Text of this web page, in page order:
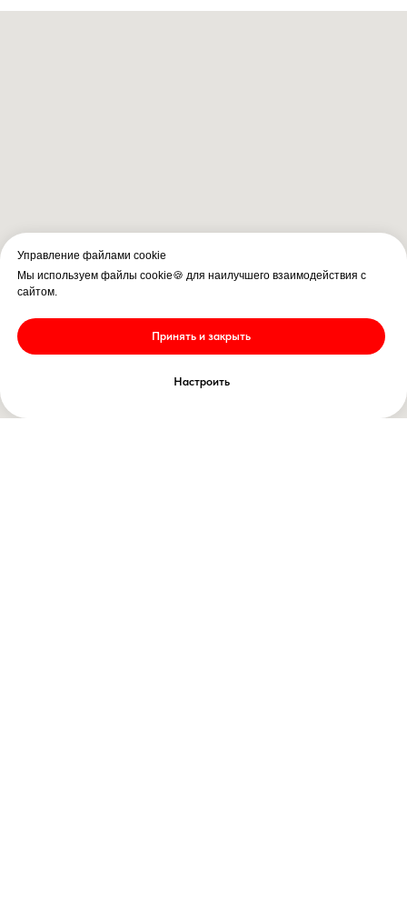
Управление файлами cookie
Мы используем файлы cookie🍪 для наилучшего взаимодействия с
сайтом.
Принять и закрыть
Настроить